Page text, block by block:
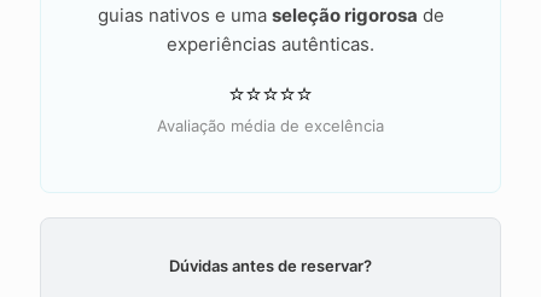
guias nativos e uma seleção rigorosa de
experiências autênticas.
⭐⭐⭐⭐⭐
Avaliação média de excelência
Dúvidas antes de reservar?